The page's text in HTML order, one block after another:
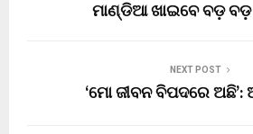
ମାଣ୍ଡିଆ ଖାଇବେ ବଡ଼
NEXT POST
‘ମୋ ଜୀବନ ବିପଦରେ